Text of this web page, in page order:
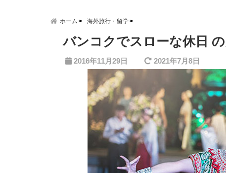
ホーム 海外旅行・留学
バンコクでスローな休日
2016年11月29日 2021年7月8日